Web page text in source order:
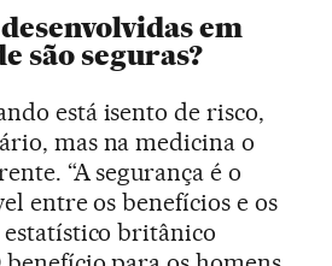
em
são seguras?
está isento de risco,
mas na medicina o
“A segurança é o
entre os benefícios e os
estatístico britânico